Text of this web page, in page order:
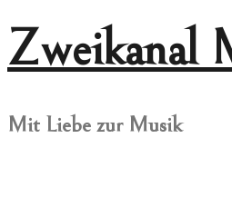
Zweikanal
Mit Liebe zur Musik